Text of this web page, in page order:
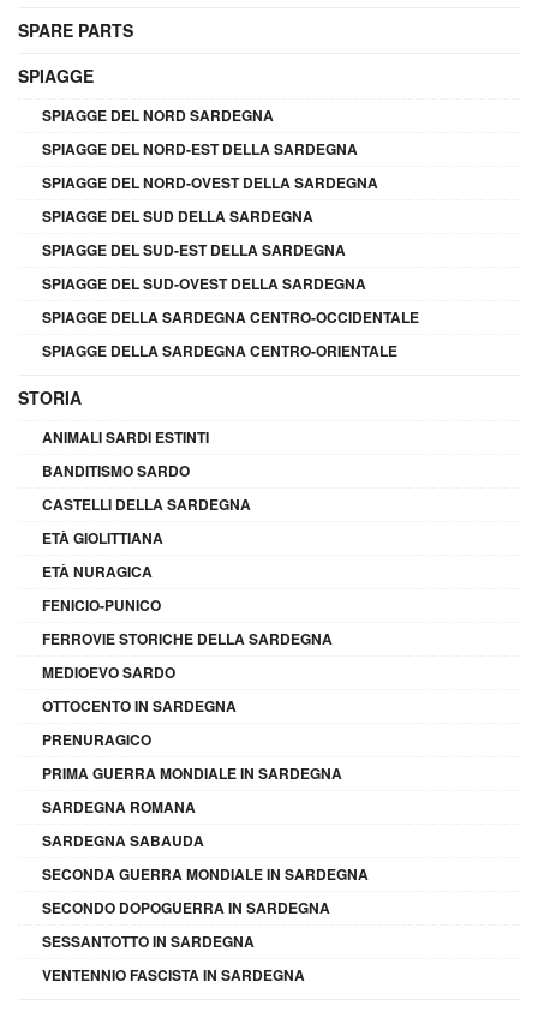
SPARE PARTS
SPIAGGE
SPIAGGE DEL NORD SARDEGNA
SPIAGGE DEL NORD-EST DELLA SARDEGNA
SPIAGGE DEL NORD-OVEST DELLA SARDEGNA
SPIAGGE DEL SUD DELLA SARDEGNA
SPIAGGE DEL SUD-EST DELLA SARDEGNA
SPIAGGE DEL SUD-OVEST DELLA SARDEGNA
SPIAGGE DELLA SARDEGNA CENTRO-OCCIDENTALE
SPIAGGE DELLA SARDEGNA CENTRO-ORIENTALE
STORIA
ANIMALI SARDI ESTINTI
BANDITISMO SARDO
CASTELLI DELLA SARDEGNA
ETÀ GIOLITTIANA
ETÀ NURAGICA
FENICIO-PUNICO
FERROVIE STORICHE DELLA SARDEGNA
MEDIOEVO SARDO
OTTOCENTO IN SARDEGNA
PRENURAGICO
PRIMA GUERRA MONDIALE IN SARDEGNA
SARDEGNA ROMANA
SARDEGNA SABAUDA
SECONDA GUERRA MONDIALE IN SARDEGNA
SECONDO DOPOGUERRA IN SARDEGNA
SESSANTOTTO IN SARDEGNA
VENTENNIO FASCISTA IN SARDEGNA